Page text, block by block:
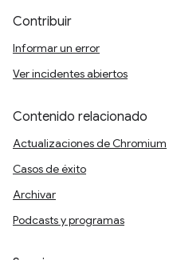
Contribuir
Informar un error
Ver incidentes abiertos
Contenido relacionado
Actualizaciones de Chromium
Casos de éxito
Archivar
Podcasts y programas